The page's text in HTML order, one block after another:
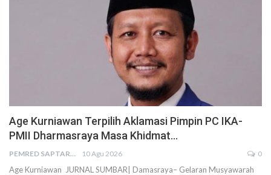
Age Kurniawan Terpilih Aklamasi Pimpin PC IKA-
PMII Dharmasraya Masa Khidmat…
PEMRED SAPTARIUS 10 Agu 2026 0
Age Kurniawan JURNAL SUMBAR| Damasraya– Gelaran Musyawarah